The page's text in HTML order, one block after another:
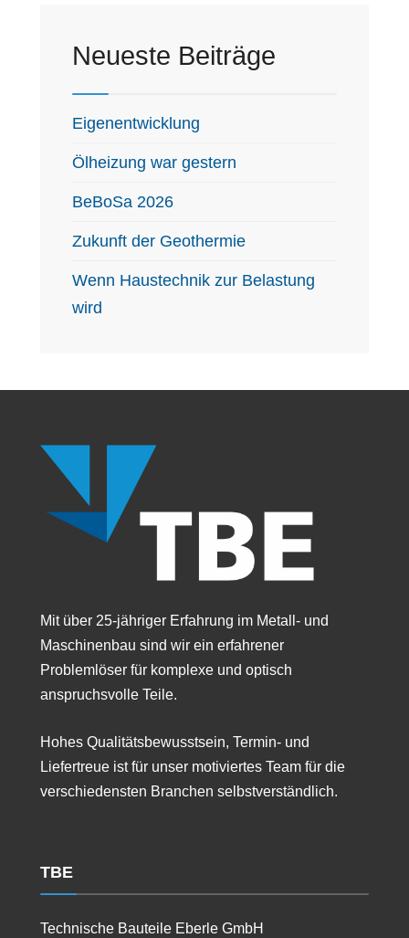
Neueste Beiträge
Eigenentwicklung
Ölheizung war gestern
BeBoSa 2026
Zukunft der Geothermie
Wenn Haustechnik zur Belastung
wird
Mit über 25-jähriger Erfahrung im Metall- und
Maschinenbau sind wir ein erfahrener
Problemlöser für komplexe und optisch
anspruchsvolle Teile.
Hohes Qualitätsbewusstsein, Termin- und
Liefertreue ist für unser motiviertes Team für die
verschiedensten Branchen selbstverständlich.
TBE
Technische Bauteile Eberle GmbH